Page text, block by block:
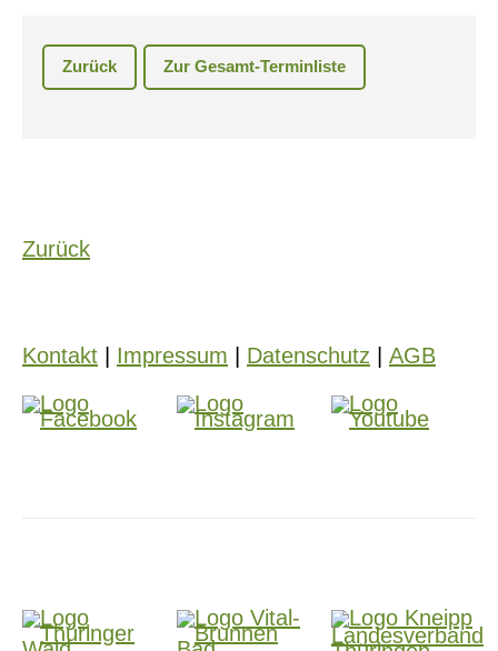
Zurück Zur Gesamt-Terminliste
Zurück
Kontakt Impressum Datenschutz AGB